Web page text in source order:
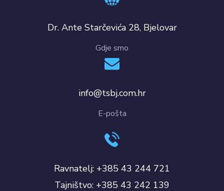
Dr. Ante Starčevića 28, Bjelovar
Gdje smo
info@tsbj.com.hr
E-pošta
Ravnatelj: +385 43 244 721
Tajništvo: +385 43 242 139